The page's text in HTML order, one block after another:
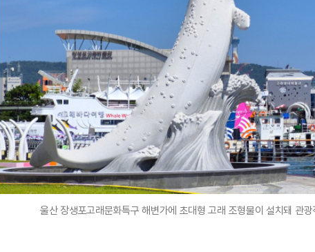
울산 장생포고래문화특구 해변가에 초대형 고래 조형물이 설치돼 관